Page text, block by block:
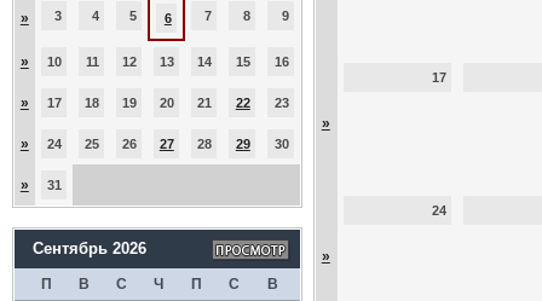
» 3 4 5 6 7 8 9
» 10 11 12 13 14 15 16
» 17 18 19 20 21 22 23
» 24 25 26 27 28 29 30
» 31
Сентябрь 2026
П В С Ч П С В
»
17
»
24